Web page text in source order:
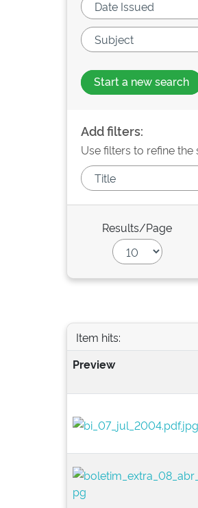
Start a new search
Add filters:
Use filters to refine the
Results/Page
Item hits:
Preview